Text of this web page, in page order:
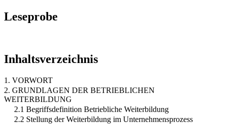
Leseprobe
Inhaltsverzeichnis
1. VORWORT
2. GRUNDLAGEN DER BETRIEBLICHEN
WEITERBILDUNG
2.1 Begriffsdefinition Betriebliche Weiterbildung
2.2 Stellung der Weiterbildung im Unternehmensprozess